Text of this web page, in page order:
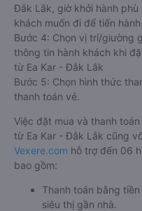
Đắk Lắk, giờ khởi hành
khách muốn đi để tiến
Bước 4: Chọn vị trí/giường
thông tin hành khách khi
từ Ea Kar - Đắk Lắk
Bước 5: Chọn hình thức
thanh toán vé.
Việc đặt mua và thanh
từ Ea Kar - Đắk Lắk cũng
Vexere.com hỗ trợ đến 06
bao gồm:
Thanh toán bằng
siêu thị gần nhà.